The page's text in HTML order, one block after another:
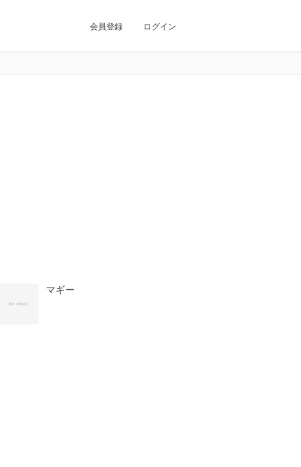
会員登録 ログイン
マギー